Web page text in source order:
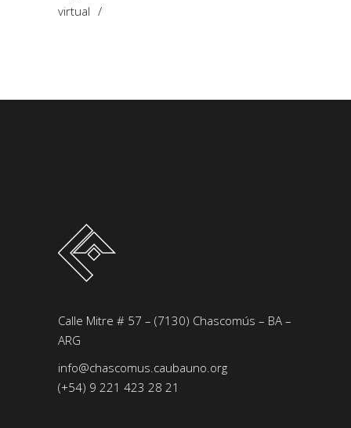
virtual
Calle Mitre # 57 – (7130) Chascomús – BA –
ARG
info@chascomus.caubauno.org
(+54) 9 221 423 28 21